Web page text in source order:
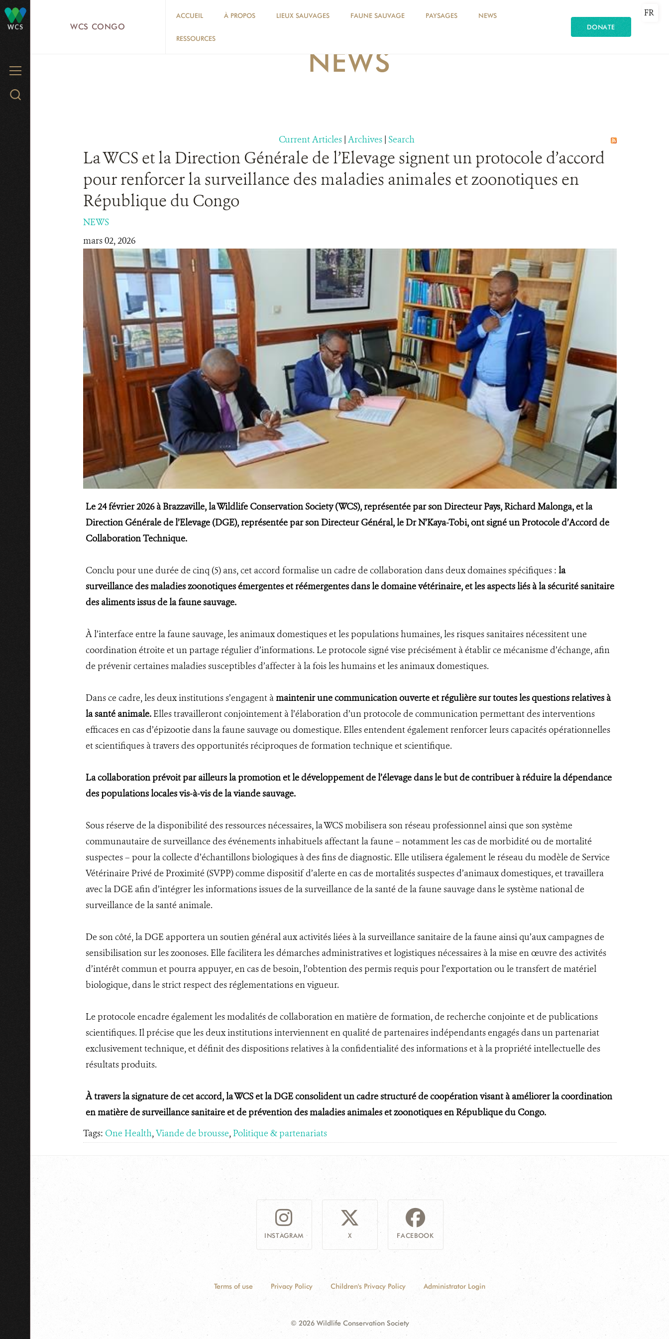
WCS
MENU
Search
WCS CONGO
ACCUEIL À PROPOS LIEUX SAUVAGES FAUNE SAUVAGE PAYSAGES NEWS
RESSOURCES
DONATE
FR
NEWS
Current Articles | Archives | Search
La WCS et la Direction Générale de l’Elevage signent un protocole d’accord
pour renforcer la surveillance des maladies animales et zoonotiques en
République du Congo
NEWS
mars 02, 2026
Le 24 février 2026 à Brazzaville, la Wildlife Conservation Society (WCS), représentée par son Directeur Pays, Richard Malonga, et la
Direction Générale de l’Elevage (DGE), représentée par son Directeur Général, le Dr N’Kaya-Tobi, ont signé un Protocole d’Accord de
Collaboration Technique.
Conclu pour une durée de cinq (5) ans, cet accord formalise un cadre de collaboration dans deux domaines spécifiques : la
surveillance des maladies zoonotiques émergentes et réémergentes dans le domaine vétérinaire, et les aspects liés à la sécurité sanitaire
des aliments issus de la faune sauvage.
À l’interface entre la faune sauvage, les animaux domestiques et les populations humaines, les risques sanitaires nécessitent une
coordination étroite et un partage régulier d’informations. Le protocole signé vise précisément à établir ce mécanisme d’échange, afin
de prévenir certaines maladies susceptibles d’affecter à la fois les humains et les animaux domestiques.
Dans ce cadre, les deux institutions s’engagent àmaintenir une communication ouverte et régulière sur toutes les questions relatives à
la santé animale.Elles travailleront conjointement à l’élaboration d’un protocole de communication permettant des interventions
efficaces en cas d’épizootie dans la faune sauvage ou domestique. Elles entendent également renforcer leurs capacités opérationnelles
et scientifiques à travers des opportunités réciproques de formation technique et scientifique.
La collaboration prévoit par ailleurs la promotion et le développement de l’élevage dans le but de contribuer à réduire la dépendance
des populations locales vis-à-vis de la viande sauvage.
Sous réserve de la disponibilité des ressources nécessaires, la WCS mobilisera son réseau professionnel ainsi que son système
communautaire de surveillance des événements inhabituels affectant la faune – notamment les cas de morbidité ou de mortalité
suspectes – pour la collecte d’échantillons biologiques à des fins de diagnostic. Elle utilisera également le réseau du modèle de Service
Vétérinaire Privé de Proximité (SVPP) comme dispositif d’alerte en cas de mortalités suspectes d’animaux domestiques, et travaillera
avec la DGE afin d’intégrer les informations issues de la surveillance de la santé de la faune sauvage dans le système national de
surveillance de la santé animale.
De son côté, la DGE apportera un soutien général aux activités liées à la surveillance sanitaire de la faune ainsi qu’aux campagnes de
sensibilisation sur les zoonoses. Elle facilitera les démarches administratives et logistiques nécessaires à la mise en œuvre des activités
d’intérêt commun et pourra appuyer, en cas de besoin, l’obtention des permis requis pour l’exportation ou le transfert de matériel
biologique, dans le strict respect des réglementations en vigueur.
Le protocole encadre également les modalités de collaboration en matière de formation, de recherche conjointe et de publications
scientifiques. Il précise que les deux institutions interviennent en qualité de partenaires indépendants engagés dans un partenariat
exclusivement technique, et définit des dispositions relatives à la confidentialité des informations et à la propriété intellectuelle des
résultats produits.
À travers la signature de cet accord, la WCS et la DGE consolident un cadre structuré de coopération visant à améliorer la coordination
en matière de surveillance sanitaire et de prévention des maladies animales et zoonotiques en République du Congo.
Tags: One Health,Viande de brousse, Politique & partenariats
INSTAGRAM X FACEBOOK
Terms of use Privacy Policy Children's Privacy Policy Administrator Login
© 2026 Wildlife Conservation Society